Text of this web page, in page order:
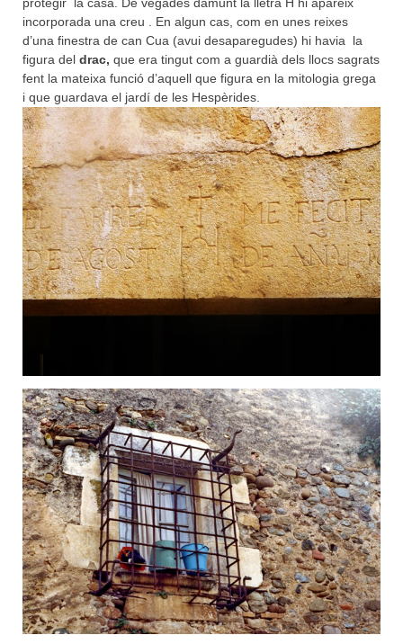
protegir la casa. De vegades damunt la lletra H hi apareix
incorporada una creu . En algun cas, com en unes reixes
d’una finestra de can Cua (avui desaparegudes) hi havia la
figura del drac, que era tingut com a guardià dels llocs sagrats
fent la mateixa funció d’aquell que figura en la mitologia grega
i que guardava el jardí de les Hespèrides.